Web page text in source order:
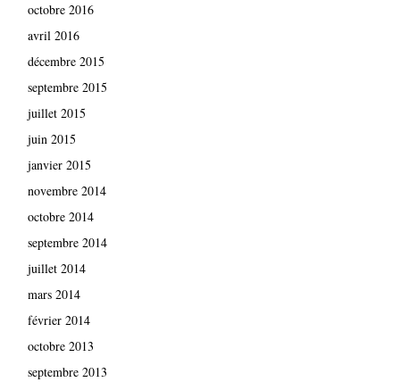
octobre 2016
avril 2016
décembre 2015
septembre 2015
juillet 2015
juin 2015
janvier 2015
novembre 2014
octobre 2014
septembre 2014
juillet 2014
mars 2014
février 2014
octobre 2013
septembre 2013